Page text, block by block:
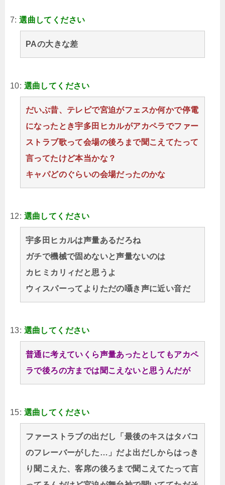
7:選曲してください
PAの大きな差
10: 選曲してください
だいぶ昔、テレビで宮迫がフェスか何かで停電
になったとき宇多田ヒカルがアカペラでファー
ストラブ歌って会場の後ろまで聞こえてたって
言ってたけど本当かな？
キャパどのぐらいの会場だったのかな
12: 選曲してください
宇多田ヒカルは声量あるだろね
ガチで機械で固めないと声量ないのは
カヒミカリィだと思うよ
ウィスパーってよりただの囁き声に近い音だ
13: 選曲してください
普通に考えていくら声量あったとしてもアカペ
ラで後ろの方までは聞こえないと思うんだが
15: 選曲してください
ファーストラブの出だし「最後のキスはタバコ
のフレーバーがした…」だよ出だしからはっき
り聞こえた、客席の後ろまで聞こえてたって言